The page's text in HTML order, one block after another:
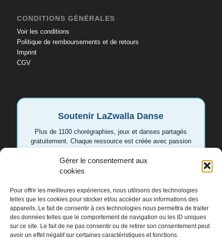
Gérer le consentement aux
cookies
Pour offrir les meilleures expériences, nous utilisons des technologies
telles que les cookies pour stocker et/ou accéder aux informations des
appareils. Le fait de consentir à ces technologies nous permettra de traiter
des données telles que le comportement de navigation ou les ID uniques
sur ce site. Le fait de ne pas consentir ou de retirer son consentement peut
avoir un effet négatif sur certaines caractéristiques et fonctions.
CONDITIONS GÉNÉRALES
Voir les conditions
Politique de remboursements et de retours
Imprint
CGV
Soutenir LaZwalla Danse
Plus de 1100 chorégraphies, jeux et danses partagés
gratuitement. Chaque ressource est créée avec passion
soutien permet de continuer à développer de nouvelles
Soutenir LaZwalla
Merci de tout cœur 💛